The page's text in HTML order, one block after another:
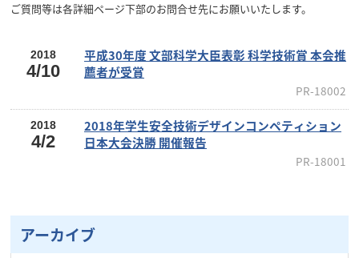
ご質問等は各詳細ページ下部のお問合せ先にお願いいたします。
平成30年度 文部科学大臣表彰 科学技術賞 本会推
薦者が受賞
PR-18002
2018
4/10
2018年学生安全技術デザインコンペティション
日本大会決勝 開催報告
PR-18001
2018
4/2
アーカイブ